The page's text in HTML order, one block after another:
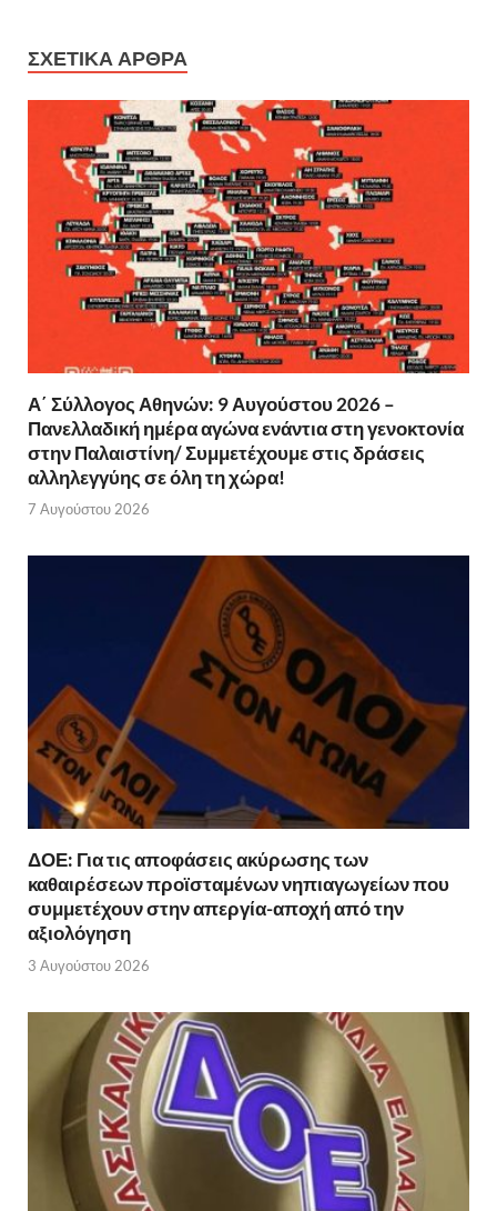
ΣΧΕΤΙΚΆ ΆΡΘΡΑ
Α΄ Σύλλογος Αθηνών: 9 Αυγούστου 2026 –
Πανελλαδική ημέρα αγώνα ενάντια στη γενοκτονία
στην Παλαιστίνη/ Συμμετέχουμε στις δράσεις
αλληλεγγύης σε όλη τη χώρα!
7 Αυγούστου 2026
ΔΟΕ: Για τις αποφάσεις ακύρωσης των
καθαιρέσεων προϊσταμένων νηπιαγωγείων που
συμμετέχουν στην απεργία-αποχή από την
αξιολόγηση
3 Αυγούστου 2026